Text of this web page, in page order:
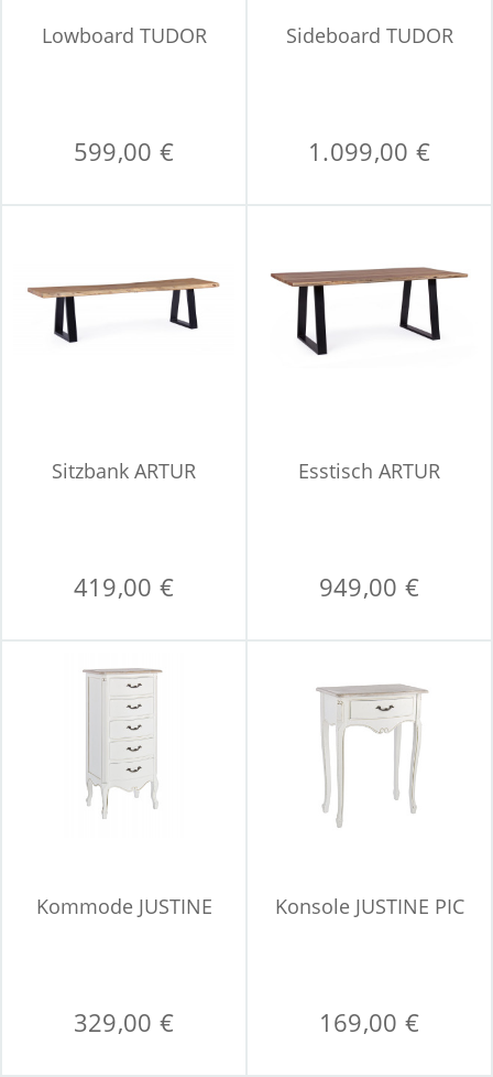
Lowboard TUDOR
599,00 €
Sideboard TUDOR
1.099,00 €
Sitzbank ARTUR
419,00 €
Esstisch ARTUR
949,00 €
Kommode JUSTINE
329,00 €
Konsole JUSTINE PIC
169,00 €